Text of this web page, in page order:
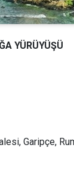
YÜRÜYÜŞÜ
Garipçe,